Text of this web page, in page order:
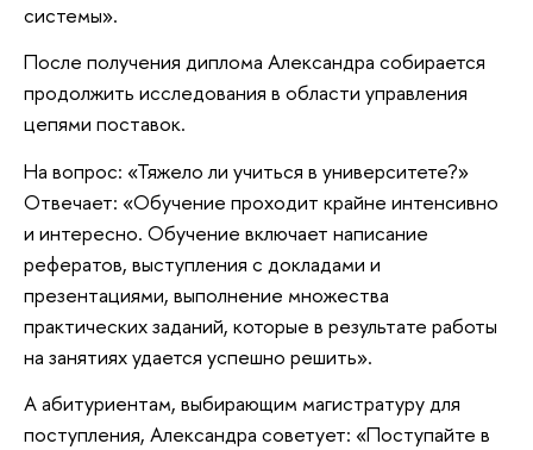
системы».
После получения диплома Александра собирается
продолжить исследования в области управления
цепями поставок.
На вопрос: «Тяжело ли учиться в университете?»
Отвечает: «Обучение проходит крайне интенсивно
и интересно. Обучение включает написание
рефератов, выступления с докладами и
презентациями, выполнение множества
практических заданий, которые в результате работы
на занятиях удается успешно решить».
А абитуриентам, выбирающим магистратуру для
поступления, Александра советует: «Поступайте в